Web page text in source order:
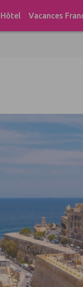
Hôtel Vacances